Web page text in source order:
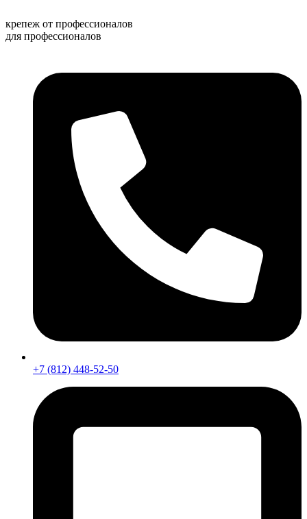
к
содержимому
крепеж от профессионалов
для профессионалов
+7 (812) 448-52-50